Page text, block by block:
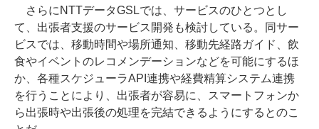
さらにNTTデータGSLでは、サービスのひとつとし
て、出張者支援のサービス開発も検討している。同サー
ビスでは、移動時間や場所通知、移動先経路ガイド、飲
食やイベントのレコメンデーションなどを可能にするほ
か、各種スケジューラAPI連携や経費精算システム連携
を行うことにより、出張者が容易に、スマートフォンか
ら出張時や出張後の処理を完結できるようにするとのこ